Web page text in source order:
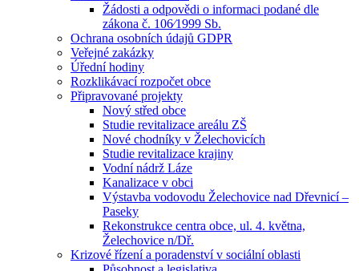
Žádosti a odpovědi o informaci podané dle
zákona č. 106⁄1999 Sb.
Ochrana osobních údajů GDPR
Veřejné zakázky
Úřední hodiny
Rozklikávací rozpočet obce
Připravované projekty
Nový střed obce
Studie revitalizace areálu ZŠ
Nové chodníky v Želechovicích
Studie revitalizace krajiny
Vodní nádrž Láze
Kanalizace v obci
Výstavba vodovodu Želechovice nad Dřevnicí –
Paseky
Rekonstrukce centra obce, ul. 4. května,
Želechovice n/Dř.
Krizové řízení a poradenství v sociální oblasti